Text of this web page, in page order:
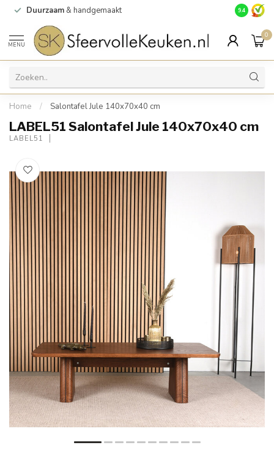
Duurzaam & handgemaakt Gratis
9.4
MENU
0
Home / Salontafel Jule 140x70x40 cm
LABEL51 Salontafel Jule 140x70x40 cm
LABEL51